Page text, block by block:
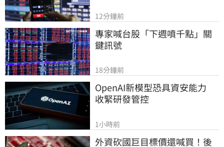
12分鐘前
專家喊台股「下週噴千點」關
鍵訊號
18分鐘前
OpenAI新模型恐具資安能力
收緊研發管控
1小時前
外資砍國巨目標價還喊買！後